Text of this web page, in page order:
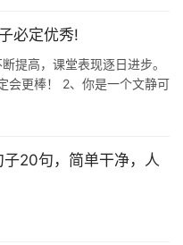
必定优秀!
提高，课堂表现逐日进步。
会更棒！ 2、你是一个文静可
子20句，简单干净，人